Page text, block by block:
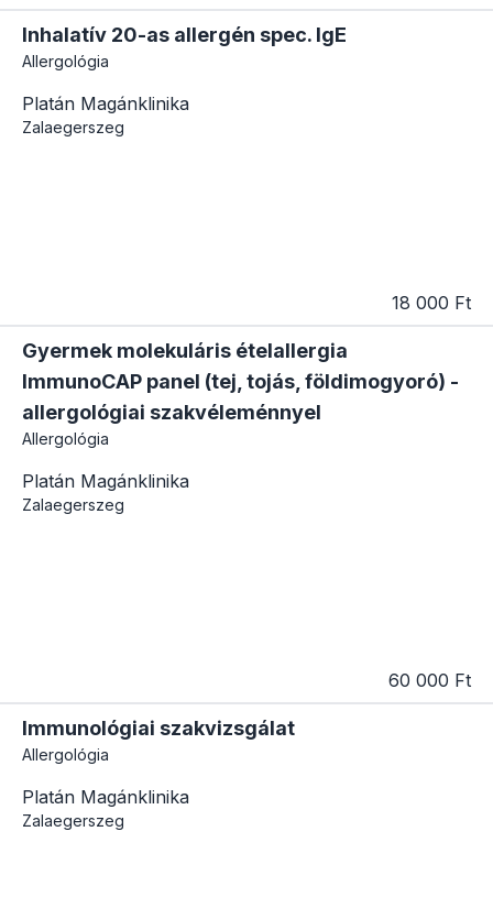
Inhalatív 20-as allergén spec. IgE
Allergológia
Platán Magánklinika
Zalaegerszeg
18 000 Ft
Gyermek molekuláris ételallergia
ImmunoCAP panel (tej, tojás, földimogyoró) -
allergológiai szakvéleménnyel
Allergológia
Platán Magánklinika
Zalaegerszeg
60 000 Ft
Immunológiai szakvizsgálat
Allergológia
Platán Magánklinika
Zalaegerszeg